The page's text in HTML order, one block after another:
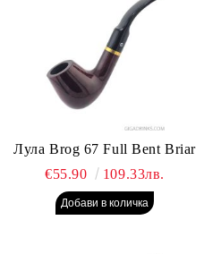
Лула Brog 67 Full Bent Briar
€55.90
109.33лв.